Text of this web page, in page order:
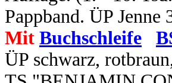
Pappband. ÜP Jenne
Mit Buchschleife
ÜP schwarz,